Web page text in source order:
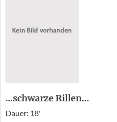
...schwarze Rillen...
Dauer: 18'